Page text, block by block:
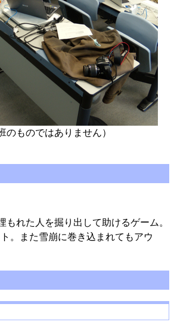
ものではありません）
もれた人を掘り出して助けるゲーム。
。また雪崩に巻き込まれてもアウ